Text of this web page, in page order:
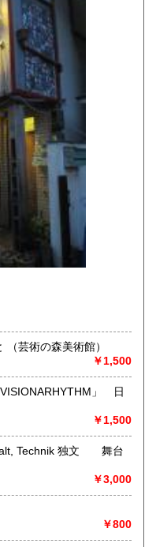
媛県
岡県
崎県
分県
児島県
設のギャラリーのみ不
ていません。
ヴィーゲラン展【図録】 生と死と （芸術の森美術館）
￥1,500
」 日
￥1,500
独文 舞台
￥3,000
￥800